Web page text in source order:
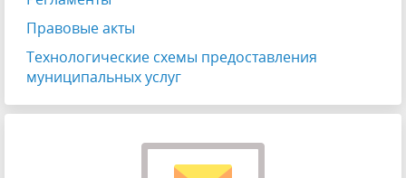
Правовые акты
Технологические схемы предоставления
муниципальных услуг